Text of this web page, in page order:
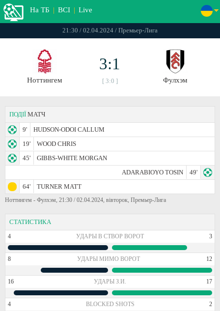
На ТБ | ВСІ | Live
21:30 / 02.04.2024 / Премьер-Лига
Ноттингем
3:1
[ 3:0 ] Фулхэм
ПОДІЇ МАТЧ
9'
HUDSON-ODOI CALLUM
19'
WOOD CHRIS
45'
GIBBS-WHITE MORGAN
ADARABIOYO TOSIN
49'
64'
TURNER MATT
Ноттингем - Фулхэм, 21:30 / 02.04.2024, вівторок, Премьер-Лига
СТАТИСТИКА
4 УДАРЫ В СТВОР ВОРОТ 3
8 УДАРЫ МИМО ВОРОТ 12
16 УДАРЫ З.И. 17
4 BLOCKED SHOTS 2